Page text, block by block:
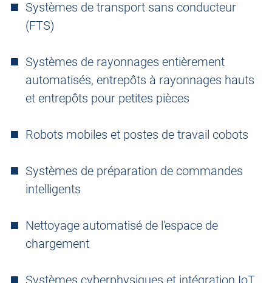
Systèmes de transport sans conducteur
(FTS)
Systèmes de rayonnages entièrement
automatisés, entrepôts à rayonnages hauts
et entrepôts pour petites pièces
Robots mobiles et postes de travail cobots
Systèmes de préparation de commandes
intelligents
Nettoyage automatisé de l'espace de
chargement
Systèmes cyberphysiques et intégration IoT